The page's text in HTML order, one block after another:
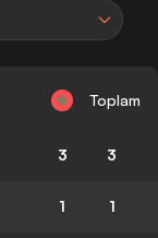
Toplam
3 3
1 1